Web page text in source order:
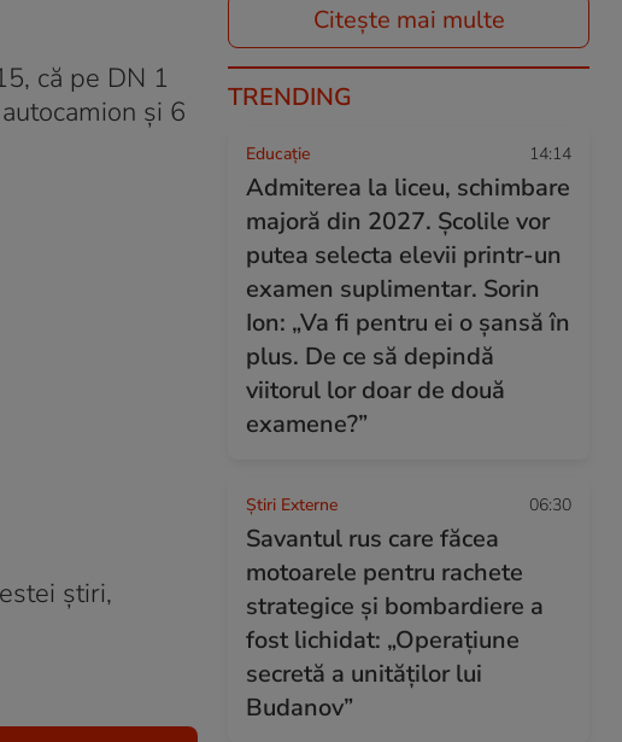
că pe DN 1
și 6
știri,
Citește mai multe
TRENDING
Educație 14:14
Admiterea la liceu, schimbare
majoră din 2027. Școlile vor
putea selecta elevii printr-un
examen suplimentar. Sorin
Ion: „Va fi pentru ei o șansă în
plus. De ce să depindă
viitorul lor doar de două
examene?”
Știri Externe 06:30
Savantul rus care făcea
motoarele pentru rachete
strategice și bombardiere a
fost lichidat: „Operațiune
secretă a unităților lui
Budanov”